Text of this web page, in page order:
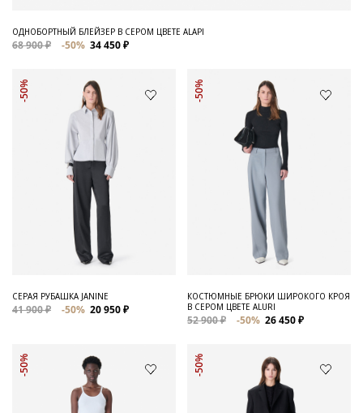
ОДНОБОРТНЫЙ БЛЕЙЗЕР В СЕРОМ ЦВЕТЕ ALAPI
68 900 ₽ -50% 34 450 ₽
-50%
СЕРАЯ РУБАШКА JANINE
41 900 ₽ -50% 20 950 ₽
-50%
КОСТЮМНЫЕ БРЮКИ ШИРОКОГО КРОЯ
В СЕРОМ ЦВЕТЕ ALURI
52 900 ₽ -50% 26 450 ₽
-50% -50%